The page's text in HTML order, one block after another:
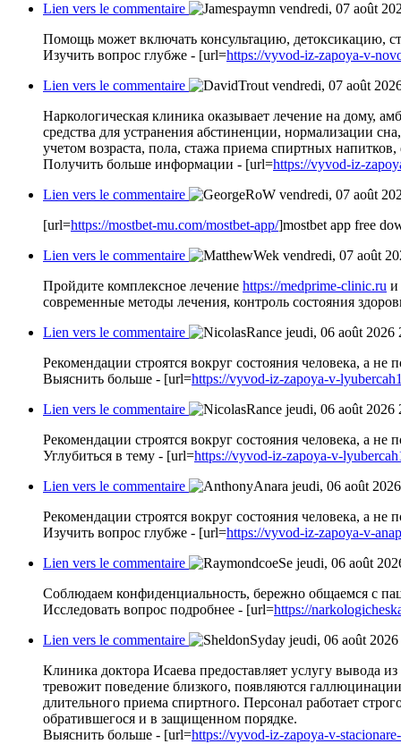
Lien vers le commentaire
vendredi, 07 août
Помощь может включать консультацию, детоксикацию,
Изучить вопрос глубже - [url=https://vyvod-iz-zapoya-v-
Lien vers le commentaire
vendredi, 07 août
Наркологическая клиника оказывает лечение на дому,
средства для устранения абстиненции, нормализации
учетом возраста, пола, стажа приема спиртных
Получить больше информации - [url=https://vyvod-iz-
Lien vers le commentaire
vendredi, 07 août
[url=https://mostbet-mu.com/mostbet-app/]mostbet app free
Lien vers le commentaire
vendredi, 07 août
Пройдите комплексное лечение https://medprime-clinic.ru и
современные методы лечения, контроль состояния
Lien vers le commentaire
jeudi, 06 août 2026
Рекомендации строятся вокруг состояния человека, а
Выяснить больше - [url=https://vyvod-iz-zapoya-v-
Lien vers le commentaire
jeudi, 06 août 2026
Рекомендации строятся вокруг состояния человека, а
Углубиться в тему - [url=https://vyvod-iz-zapoya-v-
Lien vers le commentaire
jeudi, 06 août
Рекомендации строятся вокруг состояния человека, а
Изучить вопрос глубже - [url=https://vyvod-iz-zapoya-v-
Lien vers le commentaire
jeudi, 06 août
Соблюдаем конфиденциальность, бережно общаемся с
Исследовать вопрос подробнее - [url=https://
Lien vers le commentaire
jeudi, 06 août
Клиника доктора Исаева предоставляет услугу вывода
тревожит поведение близкого, появляются
длительного приема спиртного. Персонал работает
обратившегося и в защищенном порядке.
Выяснить больше - [url=https://vyvod-iz-zapoya-v-